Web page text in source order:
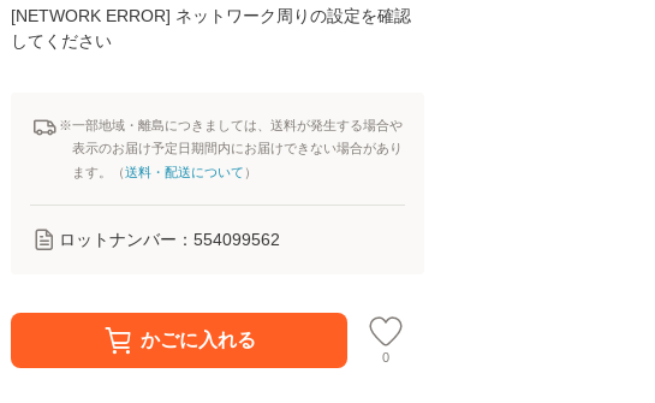
[NETWORK ERROR] ネットワーク周りの設定を確認
してください
※一部地域・離島につきましては、送料が発生する場合や
表示のお届け予定日期間内にお届けできない場合があり
ます。（送料・配送について ）
ロットナンバー： 554099562
かごに入れる
0